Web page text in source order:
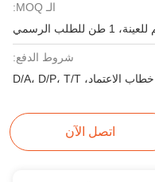
الـ MOQ:
شروط الدفع:
خطاب الاعتماد، D/A، D/P، T/T
اتصل الآن